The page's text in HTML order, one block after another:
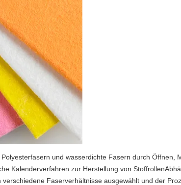
und wasserdichte Fasern durch Öffnen,
Kalenderverfahren zur Herstellung von
Faserverhältnisse ausgewählt und der